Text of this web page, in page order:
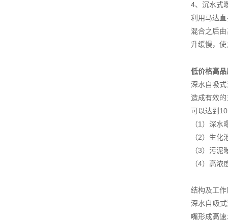
4、沉水式
利用马达
混合之后
升缓慢，
低价格高
深水自吸
造成有效
可以达到
（1）深水
（2）生化
（3）污泥
（4）高
结构及工作
深水自吸
嘴形成高